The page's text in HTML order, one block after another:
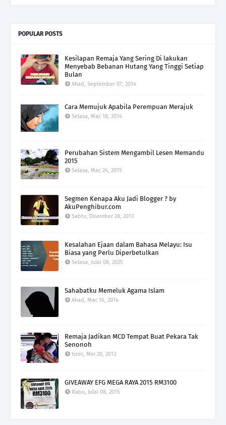
POPULAR POSTS
Kesilapan Remaja Yang Sering Di lakukan
Menyebab Bebanan Hutang Yang Tinggi Setiap
Bulan
Ahad, September 07, 2014
Cara Memujuk Apabila Perempuan Merajuk
Selasa, Mac 18, 2014
Perubahan Sistem Mengambil Lesen Memandu
2015
Selasa, Mac 24, 2015
Segmen Kenapa Aku Jadi Blogger ? by
AkuPenghibur.com
Sabtu, Disember 28, 2013
Kesalahan Ejaan dalam Bahasa Melayu: Isu
Biasa yang Perlu Diperbetulkan
Selasa, Julai 08, 2025
Sahabatku Memeluk Agama Islam
Ahad, Mac 16, 2014
Remaja Jadikan MCD Tempat Buat Pekara Tak
Senonoh
Isnin, Mei 20, 2013
GIVEAWAY EFG MEGA RAYA 2015 RM3100
Rabu, Julai 08, 2015